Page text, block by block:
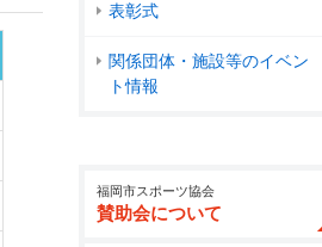
表彰式
関係団体・施設等のイベン
ト情報
福岡市スポーツ協会
賛助会について